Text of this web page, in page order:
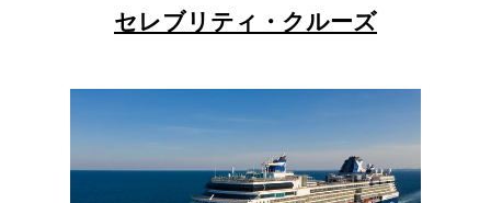
セレブリティ・クルーズ